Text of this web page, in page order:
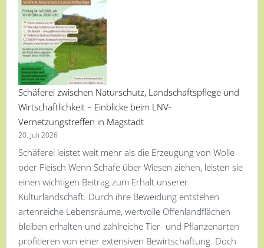
Schäferei zwischen Naturschutz, Landschaftspflege und
Wirtschaftlichkeit – Einblicke beim LNV-
Vernetzungstreffen in Magstadt
20. Juli 2026
Schäferei leistet weit mehr als die Erzeugung von Wolle
oder Fleisch Wenn Schafe über Wiesen ziehen, leisten sie
einen wichtigen Beitrag zum Erhalt unserer
Kulturlandschaft. Durch ihre Beweidung entstehen
artenreiche Lebensräume, wertvolle Offenlandflächen
bleiben erhalten und zahlreiche Tier- und Pflanzenarten
profitieren von einer extensiven Bewirtschaftung. Doch